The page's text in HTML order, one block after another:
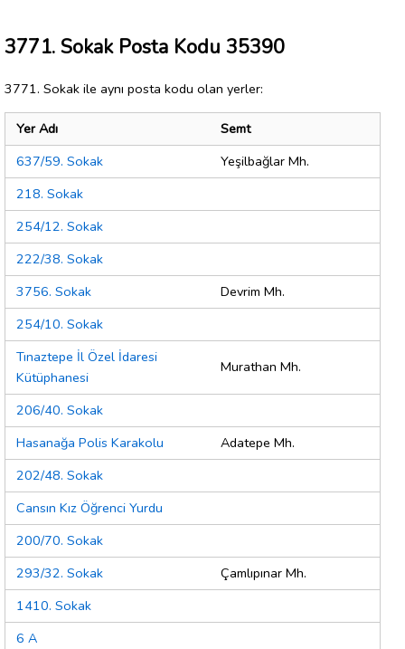
3771. Sokak Posta Kodu 35390
3771. Sokak ile aynı posta kodu olan yerler:
Yer Adı
Semt
637/59. Sokak
Yeşilbağlar Mh.
218. Sokak
254/12. Sokak
222/38. Sokak
3756. Sokak
Devrim Mh.
254/10. Sokak
Tınaztepe İl Özel İdaresi
Kütüphanesi
Murathan Mh.
206/40. Sokak
Hasanağa Polis Karakolu
Adatepe Mh.
202/48. Sokak
Cansın Kız Öğrenci Yurdu
200/70. Sokak
293/32. Sokak
Çamlıpınar Mh.
1410. Sokak
6 A